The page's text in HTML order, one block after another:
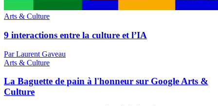
Arts & Culture
9 interactions entre la culture et l’IA
Par Laurent Gaveau
Arts & Culture
La Baguette de pain à l'honneur sur Google Arts &
Culture